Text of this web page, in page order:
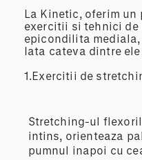
La Kinetic, oferim un
exercitii si tehnici de
epicondilita
Iata cateva dintre
1.Exercitii de
Stretching-ul
intins, orienteaza
pumnul inapoi cu